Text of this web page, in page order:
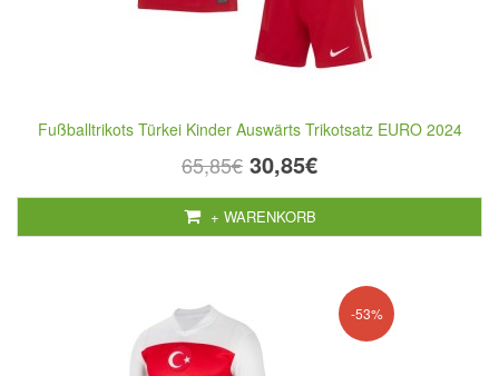
Fußballtrikots Türkei Kinder Auswärts Trikotsatz EURO 2024
65,85€ 30,85€
+ WARENKORB
-53%